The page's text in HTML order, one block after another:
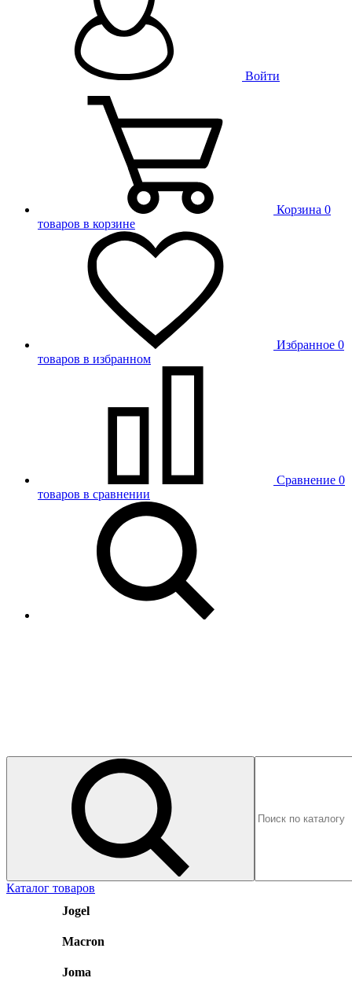
Войти
Корзина 0
товаров в корзине
Избранное 0
товаров в избранном
Сравнение 0
товаров в сравнении
Каталог товаров
Jogel
Macron
Joma